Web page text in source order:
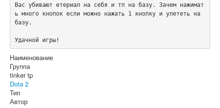
Отзывы
Поддержка
Форум
Вас убивают етериал на себя и тп на базу. Зачем нажимат
ь много кнопок если можно нажать 1 кнопку и улететь на
базу.
Удачной игры!
Наименование
Группа
tinker tp
Dota 2
Тип
Автор